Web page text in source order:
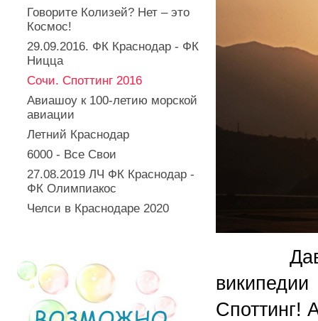
Давайте
Споттинг!
Говорите Колизей? Нет – это
Космос!
29.09.2016. ФК Краснодар - ФК
Ницца
Сочи. Споттинг 2016
Авиашоу к 100-летию морской
авиации
Летний Краснодар
6000 - Все Свои
27.08.2019 ЛЧ ФК Краснодар -
ФК Олимпиакос
Челси в Краснодаре 2020